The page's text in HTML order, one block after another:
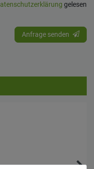
gelesen
Anfrage senden